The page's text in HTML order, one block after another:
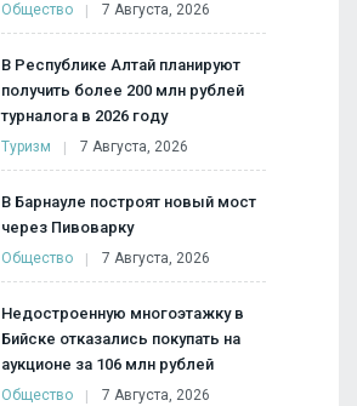
Общество 7 Августа, 2026
В Республике Алтай планируют
получить более 200 млн рублей
турналога в 2026 году
Туризм 7 Августа, 2026
В Барнауле построят новый мост
через Пивоварку
Общество 7 Августа, 2026
Недостроенную многоэтажку в
Бийске отказались покупать на
аукционе за 106 млн рублей
Общество 7 Августа, 2026